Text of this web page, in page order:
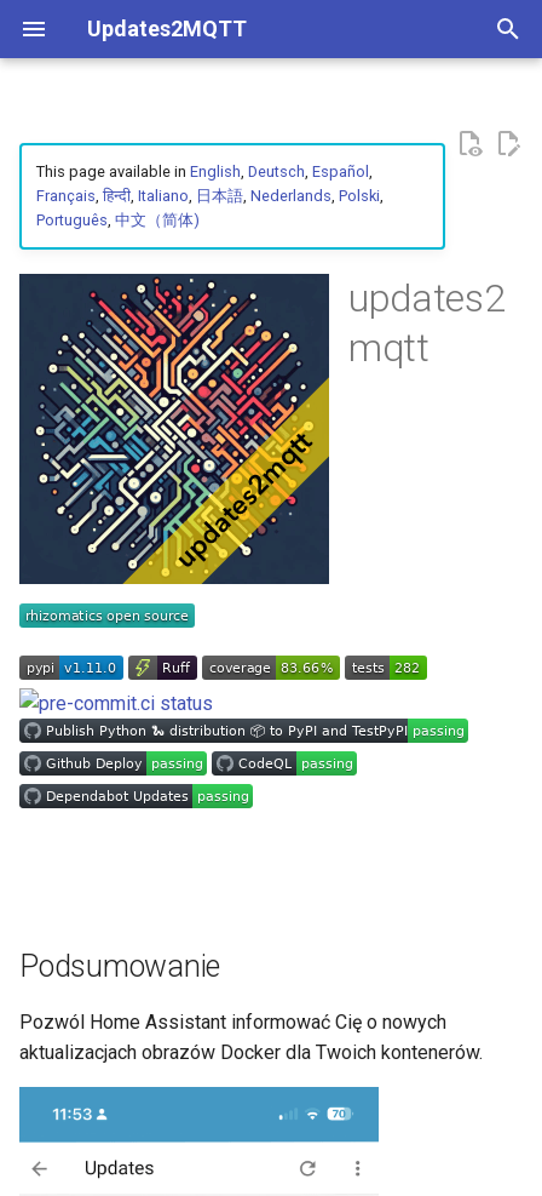
Updates2MQTT
t
e
r
c
h
Customizing Containers
Remote API Usage
Improving Security
Using A Configuration File
Without a Configuration File
Examples
Maximal Configuration
Docker Compose
Environment File
Coverage
Understanding Container
Metadata
This page available in English, Deutsch, Español ,
Français, हिन्दी, Italiano, 日本語, Nederlands, Polski,
Português, 中文（简体)
updates2
mqtt
Podsumowanie
Pozwól Home Assistant informować Cię o nowych
aktualizacjach obrazów Docker dla Twoich kontenerów.